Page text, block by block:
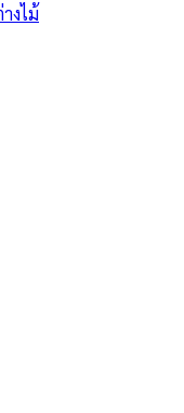
งไม้